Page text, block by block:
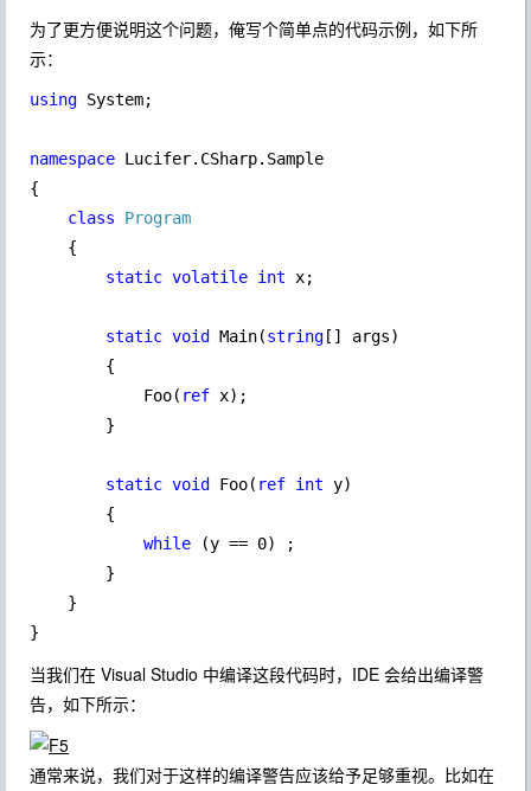
为了更方便说明这个问题，俺写个简单点的代码示例，如下所
示：
using System;
namespace Lucifer.CSharp.Sample
{
class Program
{
static volatile int x;
static void Main(string [] args)
        {
            Foo(
ref x);
        }
static void Foo( ref int y)
        {
while
(y == 0) ;
        }
    }
}
当我们在 Visual Studio 中编译这段代码时，IDE 会给出编译警
告，如下所示：
通常来说，我们对于这样的编译警告应该给予足够重视。比如在